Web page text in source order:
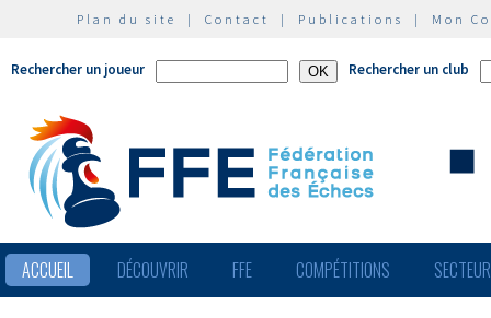
Plan du site | Contact | Publications | Mon
Rechercher un joueur Rechercher un club
ACCUEIL DÉCOUVRIR FFE COMPÉTITIONS